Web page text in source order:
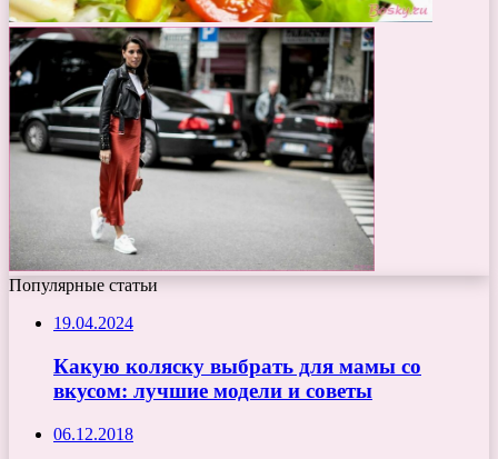
Популярные статьи
19.04.2024
Какую коляску выбрать для мамы со
вкусом: лучшие модели и советы
06.12.2018